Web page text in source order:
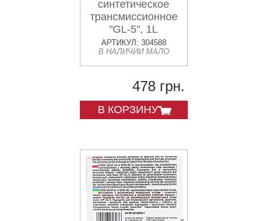
синтетическое
трансмиссионное
"GL-5", 1L
АРТИКУЛ: 304588
В НАЛИЧИИ МАЛО
478 грн.
В КОРЗИНУ